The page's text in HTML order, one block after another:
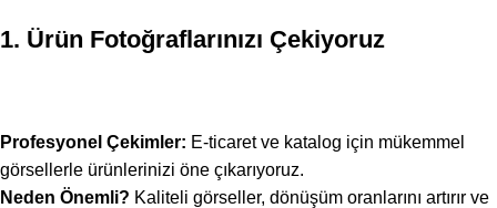
1. Ürün Fotoğraflarınızı Çekiyoruz
Profesyonel Çekimler: E-ticaret ve katalog için mükemmel
görsellerle ürünlerinizi öne çıkarıyoruz.
Neden Önemli? Kaliteli görseller, dönüşüm oranlarını artırır ve